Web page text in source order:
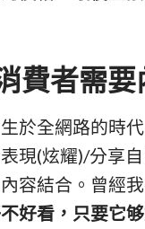
費者需
於全網路的時
現(炫耀)/分享
容結合。曾經
好看，只要它